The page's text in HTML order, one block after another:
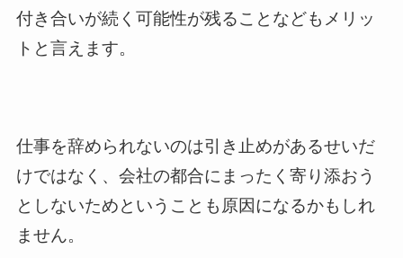
付き合いが続く可能性が残ることなどもメリッ
トと言えます。
仕事を辞められないのは引き止めがあるせいだ
けではなく、会社の都合にまったく寄り添おう
としないためということも原因になるかもしれ
ません。